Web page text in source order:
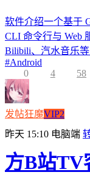
软件介绍一个基于
CLI 命令行与 Web
Bilibili、汽水音乐等
#Android
0
4 58
发帖狂魔VIP2
昨天 15:10 电脑端
方B站TV